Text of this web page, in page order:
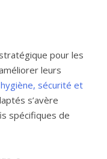
pour les
leurs
sécurité et
s’avère
spécifiques de